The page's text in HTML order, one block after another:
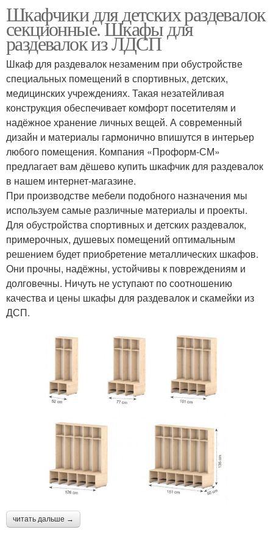
Шкафчики для детских раздевалок
секционные. Шкафы для
раздевалок из ЛДСП
Шкаф для раздевалок незаменим при обустройстве
специальных помещений в спортивных, детских,
медицинских учреждениях. Такая незатейливая
конструкция обеспечивает комфорт посетителям и
надёжное хранение личных вещей. А современный
дизайн и материалы гармонично впишутся в интерьер
любого помещения. Компания «Проформ-СМ»
предлагает вам дёшево купить шкафчик для раздевалок
в нашем интернет-магазине.
При производстве мебели подобного назначения мы
используем самые различные материалы и проекты.
Для обустройства спортивных и детских раздевалок,
примерочных, душевых помещений оптимальным
решением будет приобретение металлических шкафов.
Они прочны, надёжны, устойчивы к повреждениям и
долговечны. Ничуть не уступают по соотношению
качества и цены шкафы для раздевалок и скамейки из
ДСП.
читать дальше →